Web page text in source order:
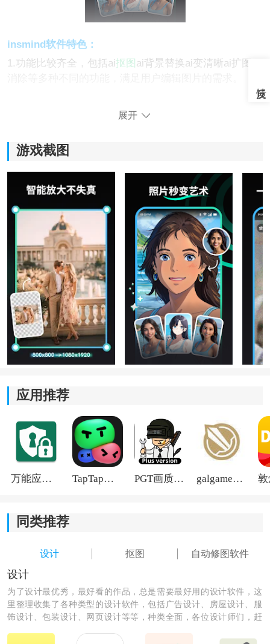
insmind软件特色：
1.功能比较齐全，包括ai抠图 ai背景替换ai变清晰ai扩图ai
用，所有的图片都是采用了ai算法自动生成，可以完美地
专业的修图知识，即使是初学者也可以轻松的掌握修图
方法。
insmind软件优势：
1.核心功能全都可以免费使用，不需要额外的收费，让用
户可以放心大胆的使用，轻松一键即可拥有高质量的编
一体，满足不同场景，不同人群对于图片处理的需求。
片的修改。
展开
游戏截图
应用推荐
万能应用隐藏 TapTap国际版2026 PGT画质助手旧版 galgame游戏盒子2026
同类推荐
设计 抠图 自动修图软件
设计
为了设计最优秀，最好看的作品，总是需要最好用的设计软件，这
里整理收集了各种类型的设计软件，包括广告设计、房屋设计、服
饰设计、包装设计、网页设计等等，种类全面，各位设计师们，赶